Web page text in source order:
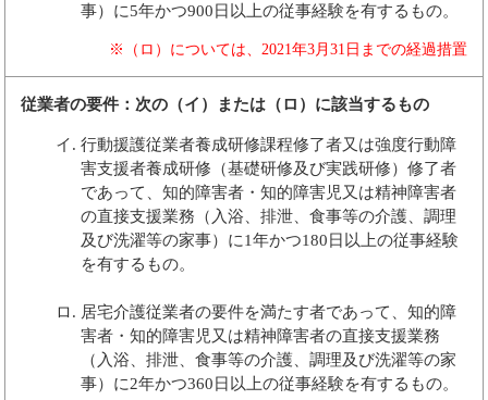
事）に5年かつ900日以上の従事経験を有するもの。
※（ロ）については、2021年3月31日までの経過措置
従業者の要件：次の（イ）または（ロ）に該当するもの
行動援護従業者養成研修課程修了者又は強度行動障
害支援者養成研修（基礎研修及び実践研修）修了者
であって、知的障害者・知的障害児又は精神障害者
の直接支援業務（入浴、排泄、食事等の介護、調理
及び洗濯等の家事）に1年かつ180日以上の従事経験
を有するもの。
居宅介護従業者の要件を満たす者であって、知的障
害者・知的障害児又は精神障害者の直接支援業務
（入浴、排泄、食事等の介護、調理及び洗濯等の家
事）に2年かつ360日以上の従事経験を有するもの。